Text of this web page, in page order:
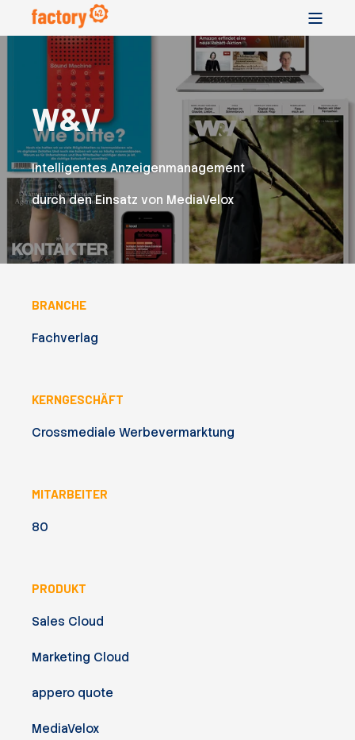
W&V
Intelligentes Anzeigenmanagement
durch den Einsatz von MediaVelox
BRANCHE
Fachverlag
KERNGESCHÄFT
Crossmediale Werbevermarktung
MITARBEITER
80
PRODUKT
Sales Cloud
Marketing Cloud
appero quote
MediaVelox